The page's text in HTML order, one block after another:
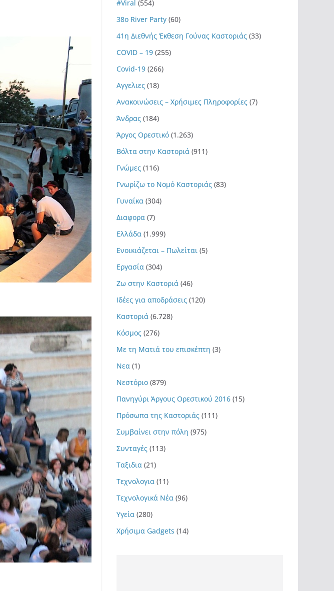
#Viral (554)
38ο River Party (60)
41η Διεθνής Έκθεση Γούνας Καστοριάς (33)
COVID – 19 (255)
Covid-19 (266)
Αγγελιες (18)
Ανακοινώσεις – Χρήσιμες Πληροφορίες (7)
Άνδρας (184)
Άργος Ορεστικό (1.263)
Βόλτα στην Καστοριά (911)
Γνώμες (116)
Γνωρίζω το Νομό Καστοριάς (83)
Γυναίκα (304)
Διαφορα (7)
Ελλάδα (1.999)
Ενοικιάζεται – Πωλείται (5)
Εργασία (304)
Ζω στην Καστοριά (46)
Ιδέες για αποδράσεις (120)
Καστοριά (6.728)
Κόσμος (276)
Με τη Ματιά του επισκέπτη (3)
Νεα (1)
Νεστόριο (879)
Πανηγύρι Άργους Ορεστικού 2016 (15)
Πρόσωπα της Καστοριάς (111)
Συμβαίνει στην πόλη (975)
Συνταγές (113)
Ταξιδια (21)
Τεχνολογια (11)
Τεχνολογικά Νέα (96)
Υγεία (280)
Χρήσιμα Gadgets (14)